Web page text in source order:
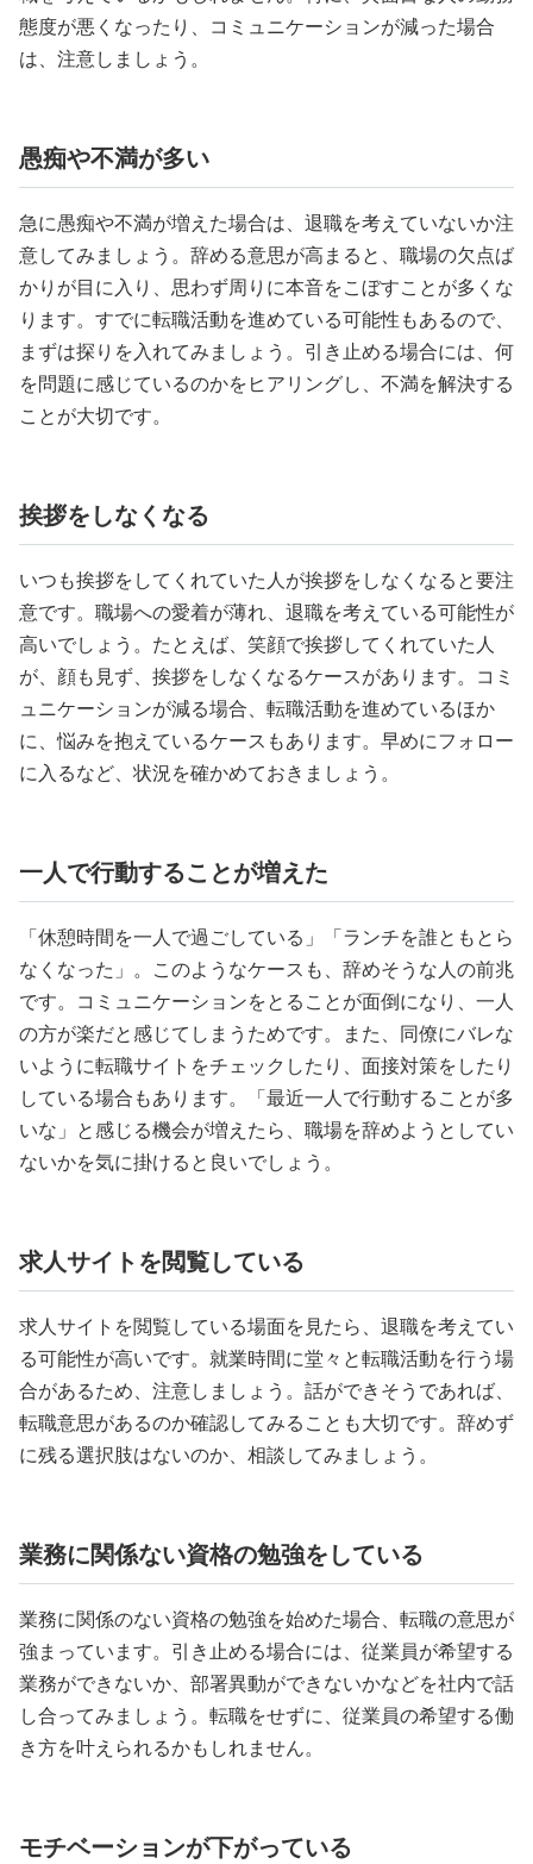
態度が悪くなったり、コミュニケーションが減った場合
は、注意しましょう。
愚痴や不満が多い
急に愚痴や不満が増えた場合は、退職を考えていないか注
意してみましょう。辞める意思が高まると、職場の欠点ば
かりが目に入り、思わず周りに本音をこぼすことが多くな
ります。すでに転職活動を進めている可能性もあるので、
まずは探りを入れてみましょう。引き止める場合には、何
を問題に感じているのかをヒアリングし、不満を解決する
ことが大切です。
挨拶をしなくなる
いつも挨拶をしてくれていた人が挨拶をしなくなると要注
意です。職場への愛着が薄れ、退職を考えている可能性が
高いでしょう。たとえば、笑顔で挨拶してくれていた人
が、顔も見ず、挨拶をしなくなるケースがあります。コミ
ュニケーションが減る場合、転職活動を進めているほか
に、悩みを抱えているケースもあります。早めにフォロー
に入るなど、状況を確かめておきましょう。
一人で行動することが増えた
「休憩時間を一人で過ごしている」「ランチを誰ともとら
なくなった」。このようなケースも、辞めそうな人の前兆
です。コミュニケーションをとることが面倒になり、一人
の方が楽だと感じてしまうためです。また、同僚にバレな
いように転職サイトをチェックしたり、面接対策をしたり
している場合もあります。「最近一人で行動することが多
いな」と感じる機会が増えたら、職場を辞めようとしてい
ないかを気に掛けると良いでしょう。
求人サイトを閲覧している
求人サイトを閲覧している場面を見たら、退職を考えてい
る可能性が高いです。就業時間に堂々と転職活動を行う場
合があるため、注意しましょう。話ができそうであれば、
転職意思があるのか確認してみることも大切です。辞めず
に残る選択肢はないのか、相談してみましょう。
業務に関係ない資格の勉強をしている
業務に関係のない資格の勉強を始めた場合、転職の意思が
強まっています。引き止める場合には、従業員が希望する
業務ができないか、部署異動ができないかなどを社内で話
し合ってみましょう。転職をせずに、従業員の希望する働
き方を叶えられるかもしれません。
モチベーションが下がっている